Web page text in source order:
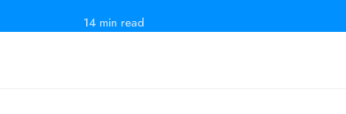
14 min read